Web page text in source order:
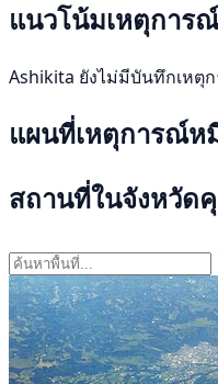
แนวโน้มเหตุการ
Ashikita ยังไม่มีบันทึกเหตุ
แผนที่เหตุการณ์
สถานที่ในจังหวัด